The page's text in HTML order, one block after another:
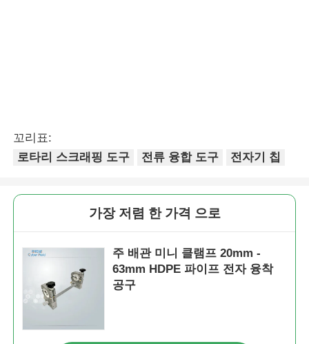
꼬리표:
로타리 스크래핑 도구
전류 융합 도구 전자기 칩
가장 저렴 한 가격 으로
주 배관 미니 클램프 20mm -
63mm HDPE 파이프 전자 융착
공구